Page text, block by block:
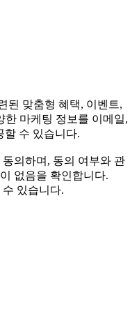
된 맞춤형 혜택, 이벤트,
한 마케팅 정보를 이메일,
할 수 있습니다.
의하며, 동의 여부와 관
없음을 확인합니다.
있습니다.